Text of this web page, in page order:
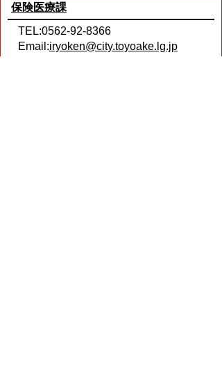
保険医療課
TEL:0562-92-8366
Email:iryoken@city.toyoake.lg.jp